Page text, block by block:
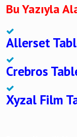
Bu Yazıyla
Allerset
Crebros
Xyzal Film